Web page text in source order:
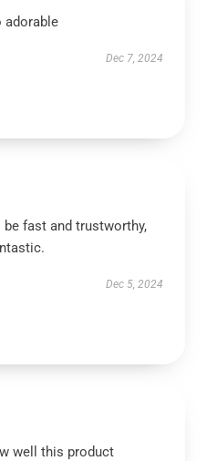
adorable
Dec 7, 2024
fast and trustworthy,
Dec 5, 2024
well this product